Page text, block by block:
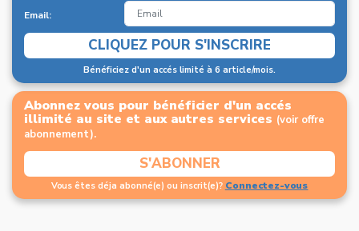
Abonnez vous pour bénéficier d'un accés
illimité au site et aux autres services (voir offre
abonnement).
S'ABONNER
Vous êtes déja abonné(e) ou inscrit(e)? Connectez-vous
Email:
CLIQUEZ POUR S'INSCRIRE
Bénéficiez d'un accés limité à 6 article/mois.